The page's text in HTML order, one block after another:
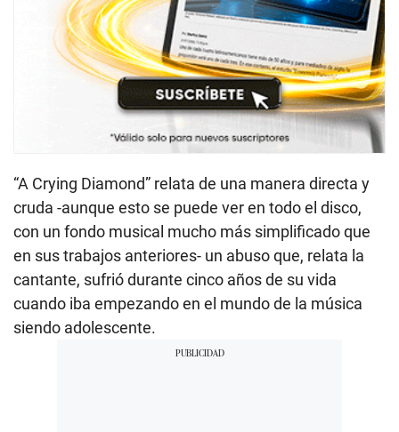
“A Crying Diamond” relata de una manera directa y
cruda -aunque esto se puede ver en todo el disco,
con un fondo musical mucho más simplificado que
en sus trabajos anteriores- un abuso que, relata la
cantante, sufrió durante cinco años de su vida
cuando iba empezando en el mundo de la música
siendo adolescente.